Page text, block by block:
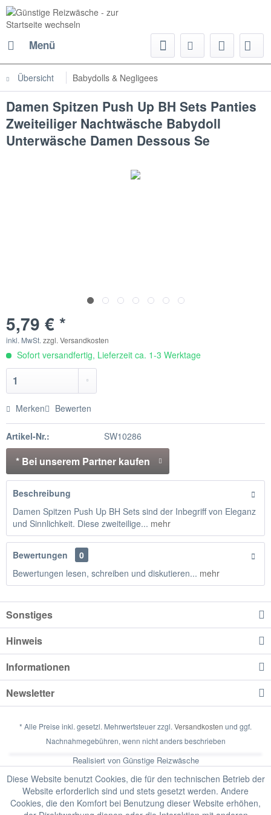
Menü
Übersicht Babydolls & Negligees
Damen Spitzen Push Up BH Sets Panties
Zweiteiliger Nachtwäsche Babydoll
Unterwäsche Damen Dessous Se
5,79 € *
inkl. MwSt. zzgl. Versandkosten
Sofort versandfertig, Lieferzeit ca. 1-3 Werktage
Merken Bewerten
Artikel-Nr.: SW10286
* Bei unserem Partner kaufen
Beschreibung
Damen Spitzen Push Up BH Sets sind der Inbegriff von Eleganz
und Sinnlichkeit. Diese zweiteilige... mehr
Bewertungen
0
Bewertungen lesen, schreiben und diskutieren... mehr
Sonstiges
Hinweis
Informationen
Newsletter
* Alle Preise inkl. gesetzl. Mehrwertsteuer zzgl. Versandkosten und ggf.
Nachnahmegebühren, wenn nicht anders beschrieben
Realisiert von Günstige Reizwäsche
Diese Website benutzt Cookies, die für den technischen Betrieb der
Website erforderlich sind und stets gesetzt werden. Andere
Cookies, die den Komfort bei Benutzung dieser Website erhöhen,